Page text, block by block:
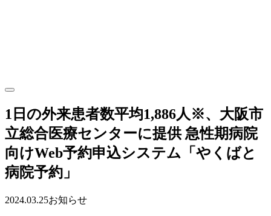
1日の外来患者数平均1,886人※、大阪市
立総合医療センターに提供 急性期病院
向けWeb予約申込システム「やくばと
病院予約」
2024.03.25お知らせ